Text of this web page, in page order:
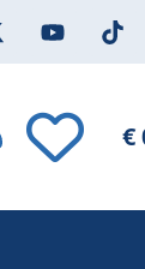
€